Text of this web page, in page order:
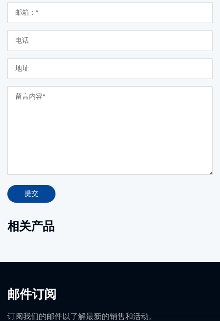
提交
相关产品
邮件订阅
订阅我们的邮件以了解最新的销售和活动。